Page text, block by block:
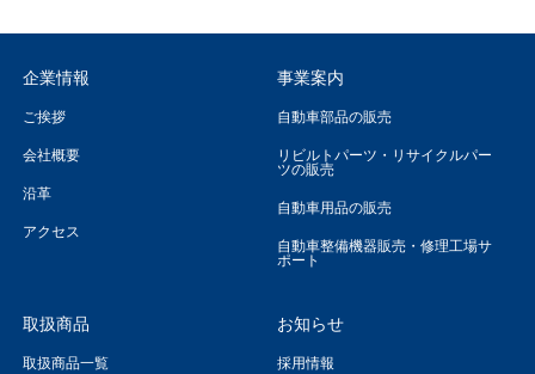
企業情報
ご挨拶
会社概要
沿革
アクセス
事業案内
自動車部品の販売
リビルトパーツ・リサイクルパー
ツの販売
自動車用品の販売
自動車整備機器販売・修理工場サ
ポート
取扱商品
取扱商品一覧
お知らせ
採用情報